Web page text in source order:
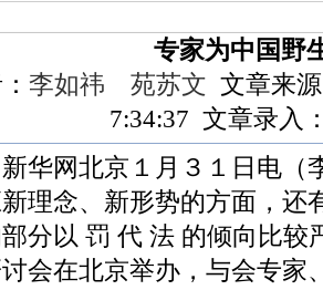
专家为中国野
李如祎 苑苏文 文章来
7:34:37 文章录入
网北京１月３１日电（
理念、新形势的方面，还
分以 罚 代 法 的倾向比较
会在北京举办，与会专家